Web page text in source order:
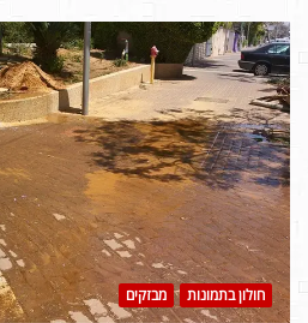
חולון בתמונות מבזקים